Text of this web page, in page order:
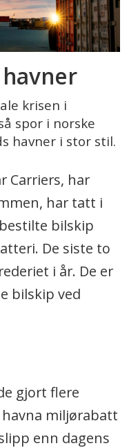
krisen i
spor i norske
havner i stor stil.
Carriers, har
har tatt i
bilskip
De siste to
i år. De er
bilskip ved
gjort flere
miljørabatt
enn dagens